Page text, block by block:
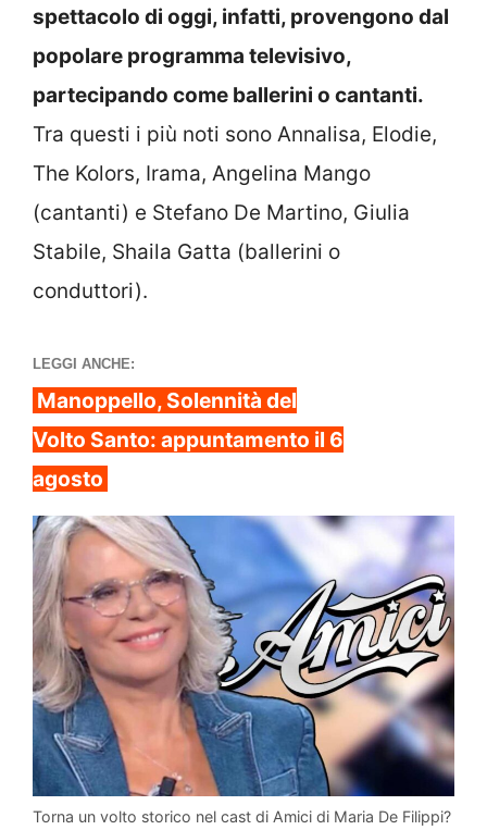
spettacolo di oggi, infatti, provengono dal
popolare programma televisivo,
partecipando come ballerini o cantanti.
Tra questi i più noti sono Annalisa, Elodie,
The Kolors, Irama, Angelina Mango
(cantanti) e Stefano De Martino, Giulia
Stabile, Shaila Gatta (ballerini o
conduttori).
LEGGI ANCHE:
Manoppello, Solennità del
Volto Santo: appuntamento il 6
agosto
Torna un volto storico nel cast di Amici di Maria De Filippi?